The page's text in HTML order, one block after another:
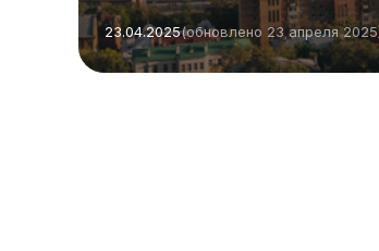
23.04.2025(обновлено 23 апреля